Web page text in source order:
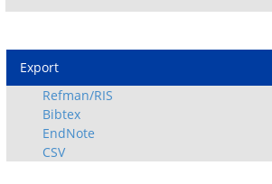
Export
Refman/RIS
Bibtex
EndNote
CSV